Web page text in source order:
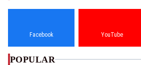
Facebook YouTube
POPULAR